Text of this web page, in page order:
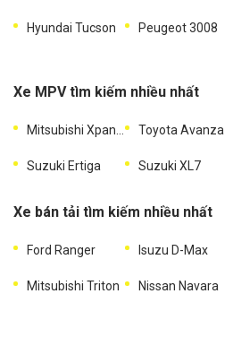
Hyundai Tucson Peugeot 3008
Xe MPV tìm kiếm nhiều nhất
Toyota Avanza
Suzuki Ertiga Suzuki XL7
Xe bán tải tìm kiếm nhiều nhất
Ford Ranger Isuzu D-Max
Mitsubishi Triton Nissan Navara